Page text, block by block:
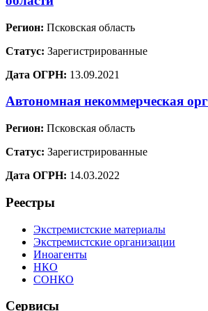
Регион: Псковская область
Статус: Зарегистрированные
Дата ОГРН: 13.09.2021
Автономная некоммерческая
Регион: Псковская область
Статус: Зарегистрированные
Дата ОГРН: 14.03.2022
Реестры
Экстремистские материалы
Экстремистские организации
Иноагенты
НКО
СОНКО
Сервисы